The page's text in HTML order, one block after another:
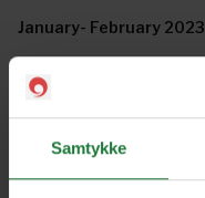
Samtykke
January- February 2023